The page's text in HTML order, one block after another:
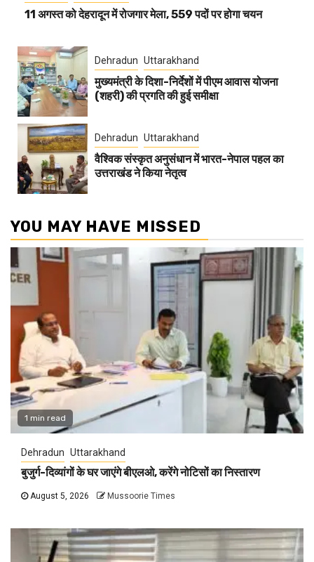
11 अगस्त को देहरादून में रोजगार मेला, 559 पदों पर होगा चयन
Dehradun Uttarakhand
मुख्यमंत्री के दिशा-निर्देशों में पीएम आवास योजना
(शहरी) की प्रगति की हुई समीक्षा
Dehradun Uttarakhand
वैश्विक संस्कृत अनुसंधान में भारत-नेपाल पहल का
उत्तराखंड ने किया नेतृत्व
YOU MAY HAVE MISSED
1 min read
Dehradun Uttarakhand
बुजुर्ग-दिव्यांगों के घर जाएंगे बीएलओ, करेंगे नोटिसों का निस्तारण
August 5, 2026 Mussoorie Times